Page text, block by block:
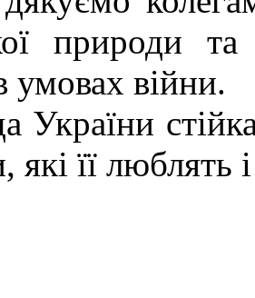
природи
умовах війни.
України
які її люблять